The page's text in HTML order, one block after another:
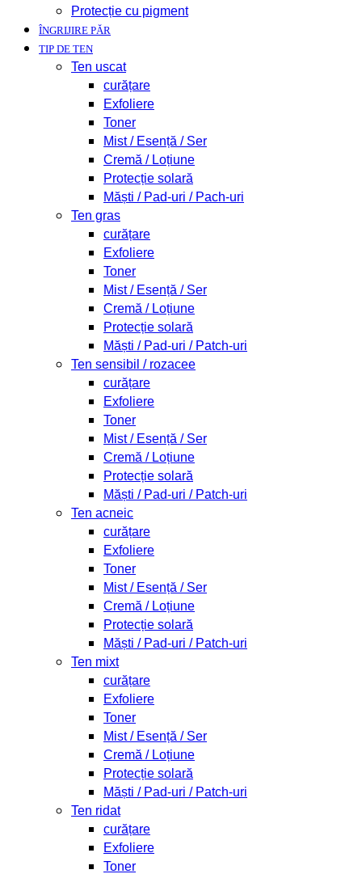
Protecție cu pigment
ÎNGRIJIRE PĂR
TIP DE TEN
Ten uscat
curățare
Exfoliere
Toner
Mist / Esență / Ser
Cremă / Loțiune
Protecție solară
Măști / Pad-uri / Pach-uri
Ten gras
curățare
Exfoliere
Toner
Mist / Esență / Ser
Cremă / Loțiune
Protecție solară
Măști / Pad-uri / Patch-uri
Ten sensibil / rozacee
curățare
Exfoliere
Toner
Mist / Esență / Ser
Cremă / Loțiune
Protecție solară
Măști / Pad-uri / Patch-uri
Ten acneic
curățare
Exfoliere
Toner
Mist / Esență / Ser
Cremă / Loțiune
Protecție solară
Măști / Pad-uri / Patch-uri
Ten mixt
curățare
Exfoliere
Toner
Mist / Esență / Ser
Cremă / Loțiune
Protecție solară
Măști / Pad-uri / Patch-uri
Ten ridat
curățare
Exfoliere
Toner